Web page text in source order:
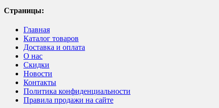
Страницы:
Главная
Каталог товаров
Доставка и оплата
О нас
Скидки
Новости
Контакты
Политика конфиденциальности
Правила продажи на сайте